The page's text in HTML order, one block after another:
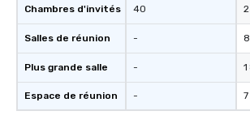
Chambres d'invités
Salles de réunion
Plus grande salle
Espace de réunion
40
-
-
-
8